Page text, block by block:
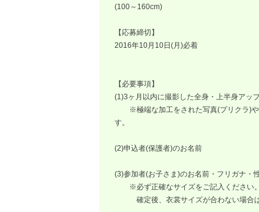
(100～160cm)
【応募締切】
2016年10月10日(月)必着
【必要事項】
(1)3ヶ月以内に撮影した全身・上半身アッ
※極端な加工をされた写真(プリクラ)や
す。
(2)申込者(保護者)のお名前
(3)参加者(お子さま)のお名前・フリガナ・
※必ず正確なサイズをご記入ください。
確定後、衣裳サイズが合わない場合は